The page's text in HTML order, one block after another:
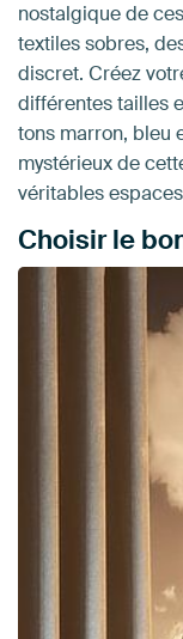
nostalgique de
textiles sobres,
discret. Créez
différentes tailles
tons marron, bleu
mystérieux de
véritables
Choisir le